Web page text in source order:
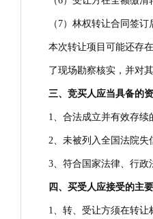
（7）林权转让合同签
本次转让项目可能还存
了现场勘察核实，并对
三、竞买人应当具备的
1、合法成立并有效存
2、未被列入全国法院失
3、符合国家法律、行政
四、 买受人应接受的主
1、转、受让方须在转